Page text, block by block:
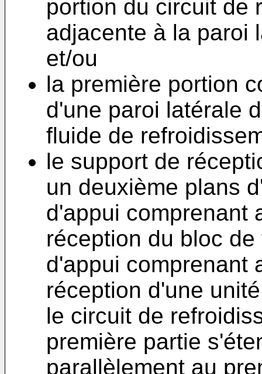
portion du circuit de
adjacente à la paroi
et/ou
la première portion
d'une paroi latérale
fluide de
le support de
un deuxième plans
d'appui comprenant
réception du bloc
d'appui comprenant
réception d'une
le circuit de
première partie
parallèlement au